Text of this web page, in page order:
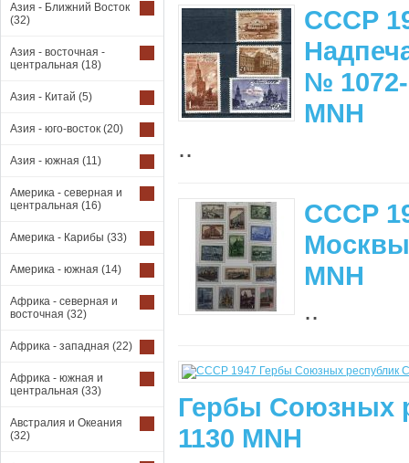
Азия - Ближний Восток
(32)
Азия - восточная -
центральная (18)
Азия - Китай (5)
Азия - юго-восток (20)
Азия - южная (11)
Америка - северная и
центральная (16)
Америка - Карибы (33)
Америка - южная (14)
Африка - северная и
восточная (32)
Африка - западная (22)
Африка - южная и
центральная (33)
Австралия и Океания
(32)
СССР
№ 1072-
MNH
..
СССР
Москвы
MNH
..
Гербы Союзных
1130 MNH